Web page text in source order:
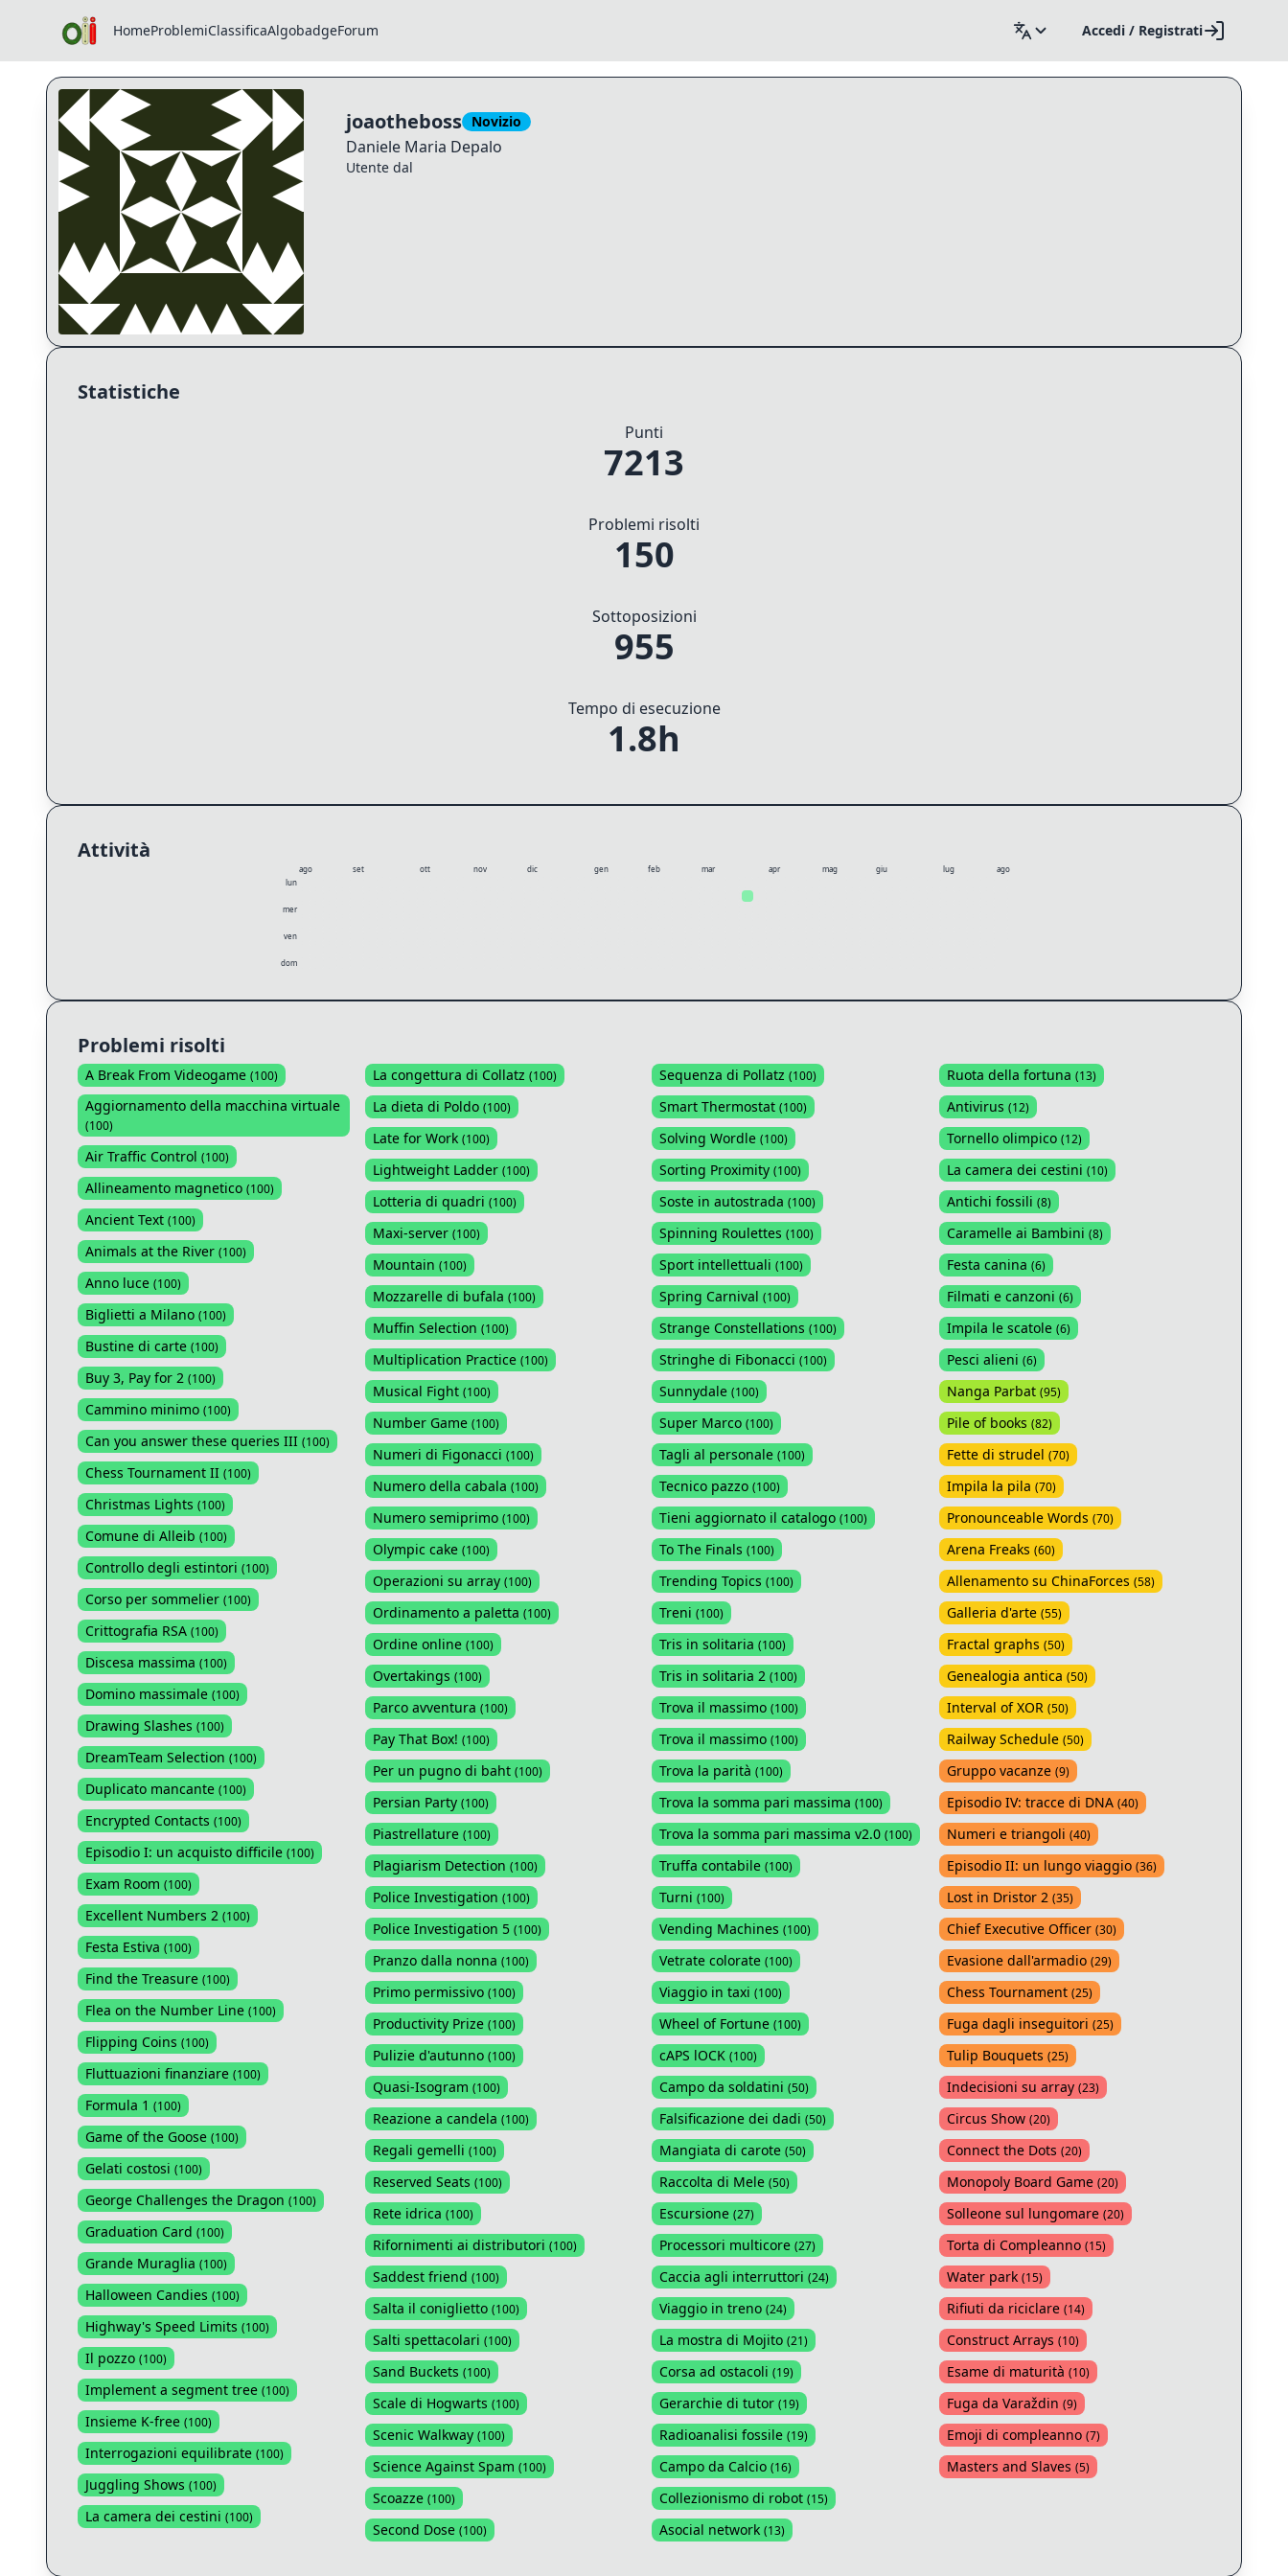
HomeProblemiClassificaAlgobadgeForum Accedi / Registrati
Profilo di joaotheboss
joaotheboss Novizio
Daniele Maria Depalo
Utente dal
Statistiche
Punti
7213
Problemi risolti
150
Sottoposizioni
955
Tempo di esecuzione
1.8h
Attività
lun
mer
ven
dom
ago set ott nov dic gen feb mar apr mag giu lug ago
Problemi risolti
A Break From Videogame (100)
Aggiornamento della macchina virtuale
(100)
Air Traffic Control (100)
Allineamento magnetico (100)
Ancient Text (100)
Animals at the River (100)
Anno luce (100)
Biglietti a Milano (100)
Bustine di carte (100)
Buy 3, Pay for 2 (100)
Cammino minimo (100)
Can you answer these queries III (100)
Chess Tournament II (100)
Christmas Lights (100)
Comune di Alleib (100)
Controllo degli estintori (100)
Corso per sommelier (100)
Crittografia RSA (100)
Discesa massima (100)
Domino massimale (100)
Drawing Slashes (100)
DreamTeam Selection (100)
Duplicato mancante (100)
Encrypted Contacts (100)
Episodio I: un acquisto difficile (100)
Exam Room (100)
Excellent Numbers 2 (100)
Festa Estiva (100)
Find the Treasure (100)
Flea on the Number Line (100)
Flipping Coins (100)
Fluttuazioni finanziare (100)
Formula 1 (100)
Game of the Goose (100)
Gelati costosi (100)
George Challenges the Dragon (100)
Graduation Card (100)
Grande Muraglia (100)
Halloween Candies (100)
Highway's Speed Limits (100)
Il pozzo (100)
Implement a segment tree (100)
Insieme K-free (100)
Interrogazioni equilibrate (100)
Juggling Shows (100)
La camera dei cestini (100)
La congettura di Collatz (100)
La dieta di Poldo (100)
Late for Work (100)
Lightweight Ladder (100)
Lotteria di quadri (100)
Maxi-server (100)
Mountain (100)
Mozzarelle di bufala (100)
Muffin Selection (100)
Multiplication Practice (100)
Musical Fight (100)
Number Game (100)
Numeri di Figonacci (100)
Numero della cabala (100)
Numero semiprimo (100)
Olympic cake (100)
Operazioni su array (100)
Ordinamento a paletta (100)
Ordine online (100)
Overtakings (100)
Parco avventura (100)
Pay That Box! (100)
Per un pugno di baht (100)
Persian Party (100)
Piastrellature (100)
Plagiarism Detection (100)
Police Investigation (100)
Police Investigation 5 (100)
Pranzo dalla nonna (100)
Primo permissivo (100)
Productivity Prize (100)
Pulizie d'autunno (100)
Quasi-Isogram (100)
Reazione a candela (100)
Regali gemelli (100)
Reserved Seats (100)
Rete idrica (100)
Rifornimenti ai distributori (100)
Saddest friend (100)
Salta il coniglietto (100)
Salti spettacolari (100)
Sand Buckets (100)
Scale di Hogwarts (100)
Scenic Walkway (100)
Science Against Spam (100)
Scoazze (100)
Second Dose (100)
Sequenza di Pollatz (100)
Smart Thermostat (100)
Solving Wordle (100)
Sorting Proximity (100)
Soste in autostrada (100)
Spinning Roulettes (100)
Sport intellettuali (100)
Spring Carnival (100)
Strange Constellations (100)
Stringhe di Fibonacci (100)
Sunnydale (100)
Super Marco (100)
Tagli al personale (100)
Tecnico pazzo (100)
Tieni aggiornato il catalogo (100)
To The Finals (100)
Trending Topics (100)
Treni (100)
Tris in solitaria (100)
Tris in solitaria 2 (100)
Trova il massimo (100)
Trova il massimo (100)
Trova la parità (100)
Trova la somma pari massima (100)
Trova la somma pari massima v2.0 (100)
Truffa contabile (100)
Turni (100)
Vending Machines (100)
Vetrate colorate (100)
Viaggio in taxi (100)
Wheel of Fortune (100)
cAPS lOCK (100)
Campo da soldatini (50)
Falsificazione dei dadi (50)
Mangiata di carote (50)
Raccolta di Mele (50)
Escursione (27)
Processori multicore (27)
Caccia agli interruttori (24)
Viaggio in treno (24)
La mostra di Mojito (21)
Corsa ad ostacoli (19)
Gerarchie di tutor (19)
Radioanalisi fossile (19)
Campo da Calcio (16)
Collezionismo di robot (15)
Asocial network (13)
Ruota della fortuna (13)
Antivirus (12)
Tornello olimpico (12)
La camera dei cestini (10)
Antichi fossili (8)
Caramelle ai Bambini (8)
Festa canina (6)
Filmati e canzoni (6)
Impila le scatole (6)
Pesci alieni (6)
Nanga Parbat (95)
Pile of books (82)
Fette di strudel (70)
Impila la pila (70)
Pronounceable Words (70)
Arena Freaks (60)
Allenamento su ChinaForces (58)
Galleria d'arte (55)
Fractal graphs (50)
Genealogia antica (50)
Interval of XOR (50)
Railway Schedule (50)
Gruppo vacanze (9)
Episodio IV: tracce di DNA (40)
Numeri e triangoli (40)
Episodio II: un lungo viaggio (36)
Lost in Dristor 2 (35)
Chief Executive Officer (30)
Evasione dall'armadio (29)
Chess Tournament (25)
Fuga dagli inseguitori (25)
Tulip Bouquets (25)
Indecisioni su array (23)
Circus Show (20)
Connect the Dots (20)
Monopoly Board Game (20)
Solleone sul lungomare (20)
Torta di Compleanno (15)
Water park (15)
Rifiuti da riciclare (14)
Construct Arrays (10)
Esame di maturità (10)
Fuga da Varaždin (9)
Emoji di compleanno (7)
Masters and Slaves (5)